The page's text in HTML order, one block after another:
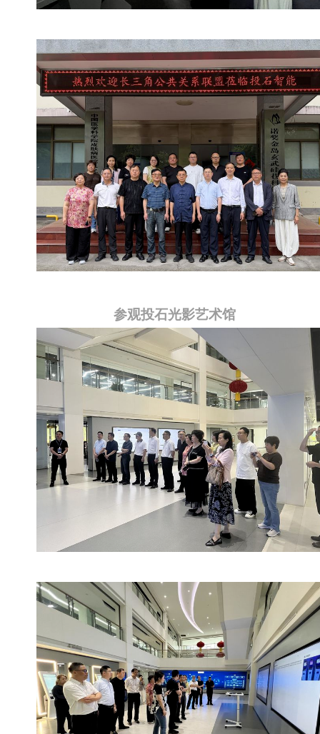
参观投石光影艺术馆